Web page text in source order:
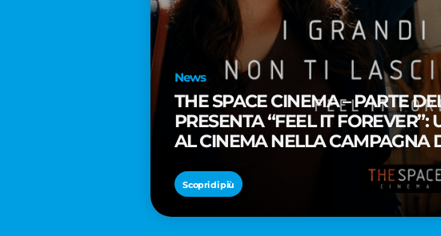
News
THE SPACE CINEMA – PARTE
PRESENTA “FEEL IT
AL CINEMA NELLA CAMPAGNA
PREMIO OSCAR® TAIKA WAITITI
Scopri di più